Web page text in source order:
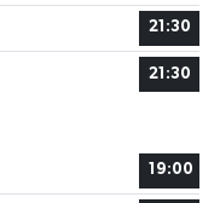
21:30
21:30
19:00